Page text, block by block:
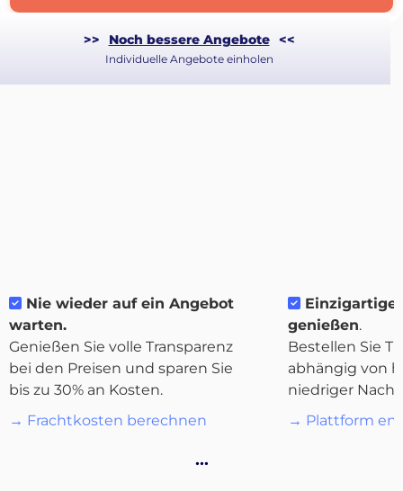
Quicargo
>> Noch bessere Angebote <<
Individuelle Angebote einholen
Nie wieder auf ein Angebot
warten.
Genießen Sie volle Transparenz
bei den Preisen und sparen Sie
bis zu 30% an Kosten.
→ Frachtkosten berechnen
genießen.
Bestellen Sie
abhängig von
niedriger
→ Plattform
…